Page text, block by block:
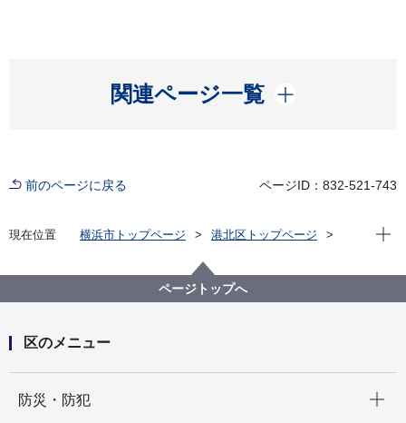
関連ページ一覧
開く
前のページに戻る ページID：832-521-743
現在位置 横浜市トップページ
港北区トップページ
区民活動支援センター
港北区「まちの先生」一覧
港北区「まちの先生」 H.フラワーアレンジ・生け花
現在
ページトップへ
区のメニュー
防災・防犯